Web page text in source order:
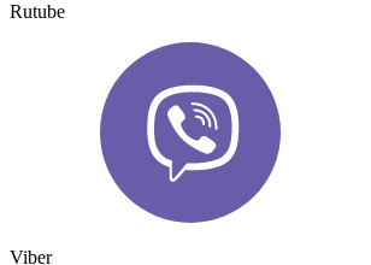
Rutube
Viber